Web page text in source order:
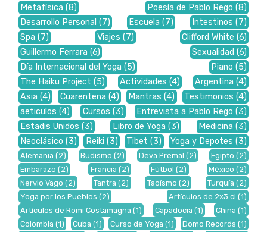
Metafísica (8) Poesía de Pablo Rego (8)
Desarrollo Personal (7) Escuela (7) Intestinos (7)
Spa (7) Viajes (7) Clifford White (6)
Guillermo Ferrara (6) Sexualidad (6)
Día Internacional del Yoga (5) Piano (5)
The Haiku Project (5) Actividades (4) Argentina (4)
Asia (4) Cuarentena (4) Mantras (4) Testimonios (4)
aeticulos (4) Cursos (3) Entrevista a Pablo Rego (3)
Estadis Unidos (3) Libro de Yoga (3) Medicina (3)
Neoclásico (3) Reiki (3) Tibet (3) Yoga y Depotes (3)
Alemania (2) Budismo (2) Deva Premal (2) Egipto (2)
Embarazo (2) Francia (2) Fútbol (2) México (2)
Nervio Vago (2) Tantra (2) Taoísmo (2) Turquía (2)
Yoga por los Pueblos (2) Artículos de 2x3.cl (1)
Artículos de Romi Costamagna (1) Capadocia (1) China (1)
Colombia (1) Cuba (1) Curso de Yoga (1) Domo Records (1)